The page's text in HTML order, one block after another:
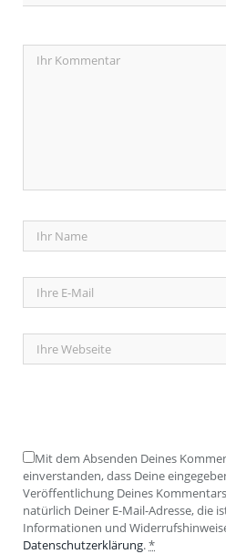
Mit dem Absenden Deines
einverstanden, dass Deine
Veröffentlichung Deines
natürlich Deiner E-Mail-Adresse, die
Informationen und
Datenschutzerklärung.*